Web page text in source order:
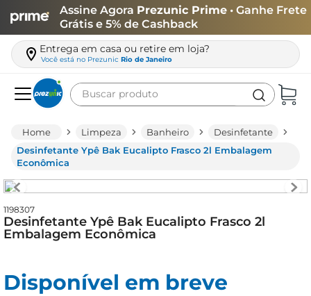
Assine Agora Prezunic Prime • Ganhe Frete
Grátis e 5% de Cashback
Entrega em casa ou retire em loja?
Você está no Prezunic Rio de Janeiro
Buscar produto
Limpeza Banheiro
Desinfetante
Desinfetante Ypê Bak Eucalipto Frasco 2l Embalagem
Econômica
1198307
Desinfetante Ypê Bak Eucalipto Frasco 2l
Embalagem Econômica
Disponível em breve
leite
café
queijo
arroz
biscoito